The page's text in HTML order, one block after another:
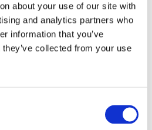
about your use of our site with
and analytics partners who
information that you’ve
collected from your use